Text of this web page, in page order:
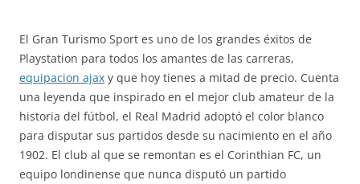
El Gran Turismo Sport es uno de los grandes éxitos de
Playstation para todos los amantes de las carreras,
equipacion ajax y que hoy tienes a mitad de precio. Cuenta
una leyenda que inspirado en el mejor club amateur de la
historia del fútbol, el Real Madrid adoptó el color blanco
para disputar sus partidos desde su nacimiento en el año
1902. El club al que se remontan es el Corinthian FC, un
equipo londinense que nunca disputó un partido